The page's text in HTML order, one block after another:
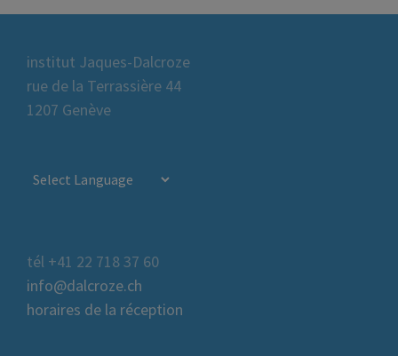
institut Jaques-Dalcroze
rue de la Terrassière 44
1207 Genève
tél +41 22 718 37 60
info@dalcroze.ch
horaires de la réception